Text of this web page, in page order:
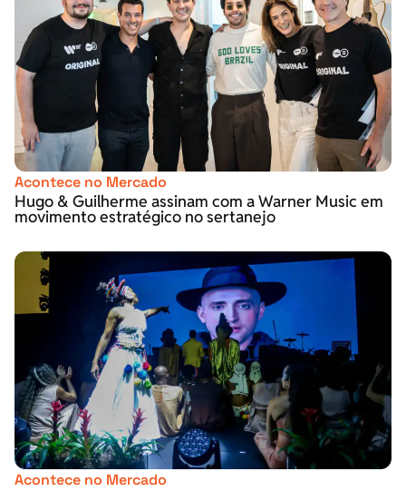
Acontece no Mercado
Hugo & Guilherme assinam com a Warner Music em
movimento estratégico no sertanejo
Acontece no Mercado